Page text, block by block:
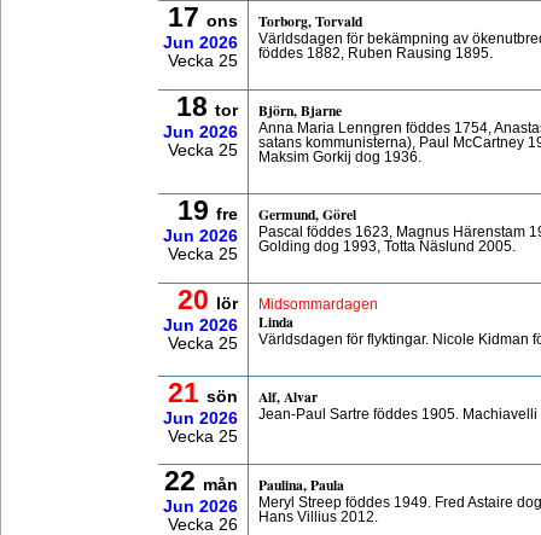
17 ons
Jun 2026
Vecka 25
Torborg, Torvald
Världsdagen för bekämpning av
föddes 1882, Ruben Rausing 1895.
18 tor
Jun 2026
Vecka 25
Björn, Bjarne
Anna Maria Lenngren föddes 1754,
satans kommunisterna), Paul McCartney
Maksim Gorkij dog 1936.
19 fre
Jun 2026
Vecka 25
Germund, Görel
Pascal föddes 1623, Magnus Härenstam
Golding dog 1993, Totta Näslund 2005.
20
lör
Jun 2026
Vecka 25
Midsommardagen
Linda
Världsdagen för flyktingar. Nicole Kidman
21 sön
Jun 2026
Vecka 25
Alf, Alvar
Jean-Paul Sartre föddes 1905. Machiavelli
22 mån
Jun 2026
Vecka 26
Paulina, Paula
Meryl Streep föddes 1949. Fred Astaire
Hans Villius 2012.